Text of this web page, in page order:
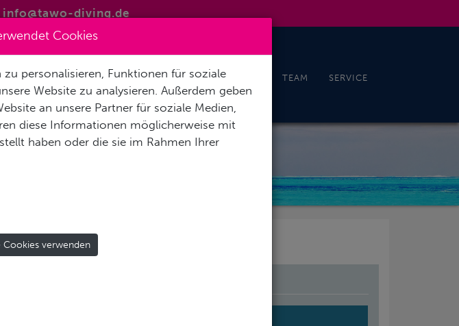
info@tawo-diving.de
TAUCHTOUREN SCHNORCHELN & FREEDIVING TEAM SERVICE
RESORT
Cookies
personalisieren, Funktionen für soziale
Website zu analysieren. Außerdem geben
an unsere Partner für soziale Medien,
diese Informationen möglicherweise mit
haben oder die sie im Rahmen Ihrer
verwenden